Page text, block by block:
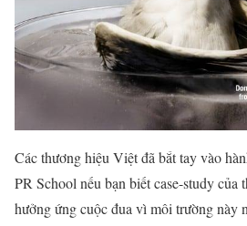
Các thương hiệu Việt đã bắt tay vào
PR School nếu bạn biết case-study của
hưởng ứng cuộc đua vì môi trường này